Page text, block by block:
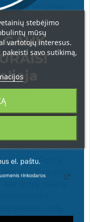
Tai serumas
efekto, o
atrodančią
– kai
priemones
dieną. Pirmą
2 savaites
antrą vakarą.
į odą,
stebėjimo
mūsų
vartotojų interesus.
savo sutikimą,
GAUK
49 € !
el. paštu.
rinkodaros